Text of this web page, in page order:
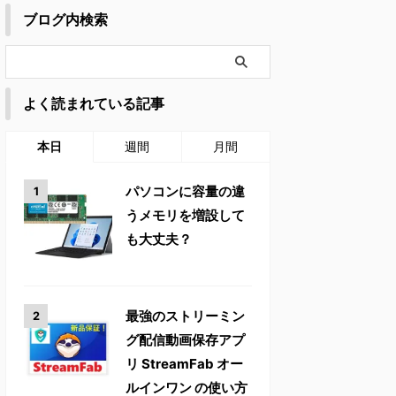
ブログ内検索
よく読まれている記事
本日 週間 月間
パソコンに容量の違
うメモリを増設して
も大丈夫？
最強のストリーミン
グ配信動画保存アプ
リ StreamFab オー
ルインワン の使い方